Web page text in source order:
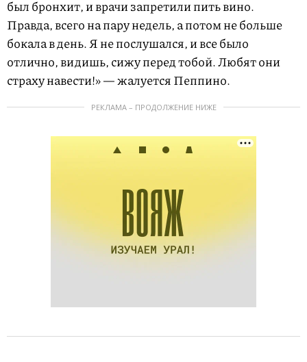
был бронхит, и врачи запретили пить вино.
Правда, всего на пару недель, а потом не больше
бокала в день. Я не послушался, и все было
отлично, видишь, сижу перед тобой. Любят они
страху навести!» — жалуется Пеппино.
РЕКЛАМА – ПРОДОЛЖЕНИЕ НИЖЕ